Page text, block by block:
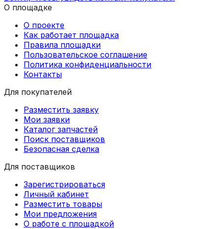
О площадке
О проекте
Как работает площадка
Правила площадки
Пользовательское соглашение
Политика конфиденциальности
Контакты
Для покупателей
Разместить заявку
Мои заявки
Каталог запчастей
Поиск поставщиков
Безопасная сделка
Для поставщиков
Зарегистрироваться
Личный кабинет
Разместить товары
Мои предложения
О работе с площадкой